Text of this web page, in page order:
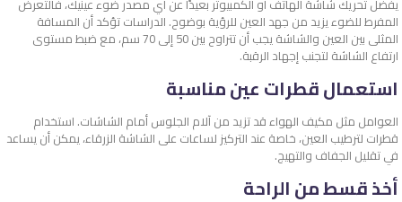
يفضل تحريك شاشة الهاتف أو الكمبيوتر بعيدًا عن أي مصدر ضوء عينيك، فالتعرض
المفرط للضوء يزيد من جهد العين للرؤية بوضوح. الدراسات تؤكد أن المسافة
المثلى بين العين والشاشة يجب أن تتراوح بين 50 إلى 70 سم، مع ضبط مستوى
ارتفاع الشاشة لتجنب إجهاد الرقبة.
استعمال قطرات عين مناسبة
العوامل مثل مكيف الهواء قد تزيد من آلام الجلوس أمام الشاشات. استخدام
قطرات لترطيب العين، خاصة عند التركيز لساعات على الشاشة الزرقاء، يمكن أن يساعد
في تقليل الجفاف والتهيج.
أخذ قسط من الراحة